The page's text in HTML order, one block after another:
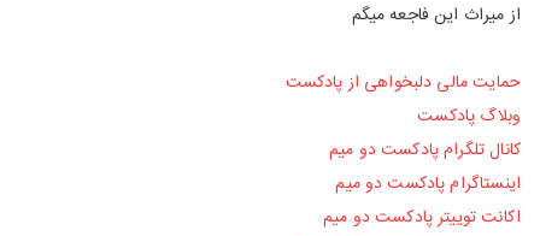
از میراث این فاجعه میگم
حمایت مالی دلبخواهی از پادکست
وبلاگ پادکست
کانال تلگرام پادکست دو میم
اینستاگرام پادکست دو میم
اکانت توییتر پادکست دو میم